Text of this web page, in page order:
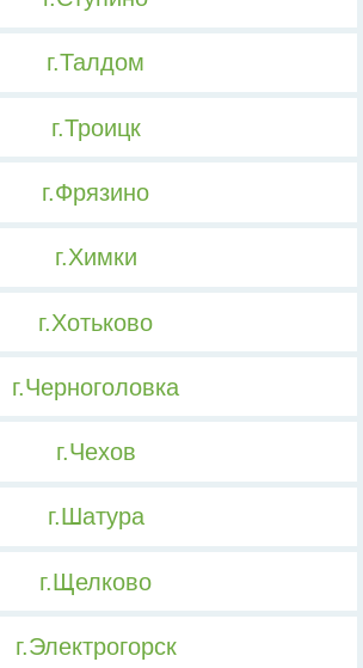
г.Талдом
г.Троицк
г.Фрязино
г.Химки
г.Хотьково
г.Черноголовка
г.Чехов
г.Шатура
г.Щелково
г.Электрогорск